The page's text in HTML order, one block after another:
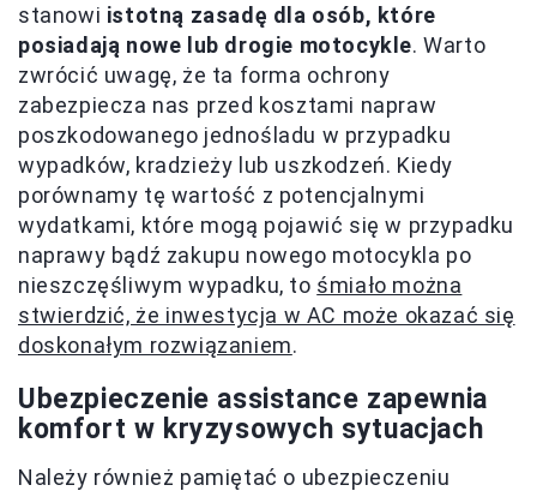
stanowi istotną zasadę dla osób, które
posiadają nowe lub drogie motocykle. Warto
zwrócić uwagę, że ta forma ochrony
zabezpiecza nas przed kosztami napraw
poszkodowanego jednośladu w przypadku
wypadków, kradzieży lub uszkodzeń. Kiedy
porównamy tę wartość z potencjalnymi
wydatkami, które mogą pojawić się w przypadku
naprawy bądź zakupu nowego motocykla po
nieszczęśliwym wypadku, to śmiało można
stwierdzić, że inwestycja w AC może okazać się
doskonałym rozwiązaniem.
Ubezpieczenie assistance zapewnia
komfort w kryzysowych sytuacjach
Należy również pamiętać o ubezpieczeniu